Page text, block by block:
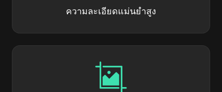
ความละเอียดแม่นยำสูง